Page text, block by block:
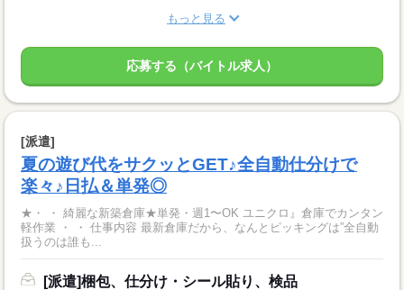
もっと見る
応募する（バイトル求人）
[派遣]
夏の遊び代をサクッとGET♪全自動仕分けで
楽々♪日払＆単発◎
★・ ・ 綺麗な新築倉庫★単発・週1〜OK ユニクロ』倉庫でカンタン
軽作業 ・ ・ 仕事内容 最新倉庫だから、なんとピッキングは”全自動
扱うのは誰も...
[派遣]梱包、仕分け・シール貼り、検品